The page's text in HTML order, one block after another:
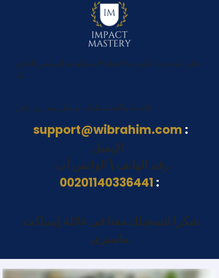
تعلم كيف تحدد أولويات الخطة الاستراتيجيه للبيزنس الخاص
بك
للأسئلة والاستفسارات تواصل معنا من خلال
support@wibrahim.com :
رقم الهاتف\الواتس أب
:
00201140336441
ماسترى